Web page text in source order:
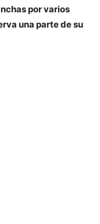
por varios
una parte de su